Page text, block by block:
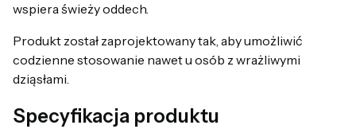
wspiera świeży oddech.
Produkt został zaprojektowany tak, aby umożliwić
codzienne stosowanie nawet u osób z wrażliwymi
dziąsłami.
Specyfikacja produktu